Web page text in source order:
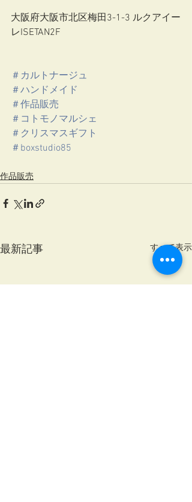
大阪府大阪市北区梅田3-1-3 ルクアイー
レISETAN2F
＃カルトナージュ
＃ハンドメイド
＃作品販売
＃コトモノマルシェ
＃クリスマスギフト
＃boxstudio85
作品販売
最新記事 すべて表示